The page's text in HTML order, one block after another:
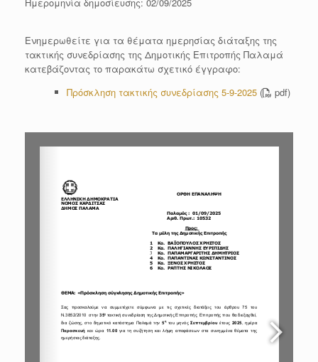
Ενημερωθείτε για τα θέματα ημερησίας διάταξης της
τακτικής συνεδρίασης της Δημοτικής Επιτροπής Παλαμά
κατεβάζοντας το παρακάτω σχετικό έγγραφο:
Πρόσκληση τακτικής συνεδρίασης 5-9-2025( pdf)